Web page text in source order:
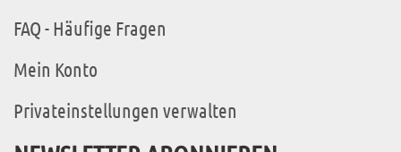
FAQ - Häufige Fragen
Mein Konto
Privateinstellungen verwalten